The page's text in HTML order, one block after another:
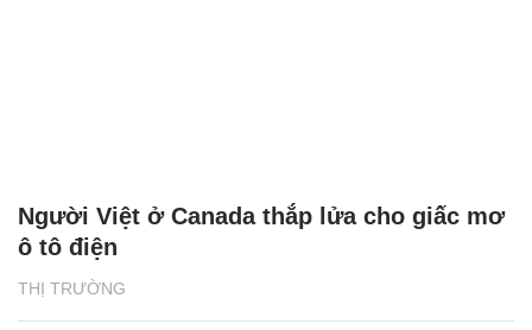
THỊ TRƯỜNG
Người Việt ở Canada thắp lửa cho giấc mơ
ô tô điện